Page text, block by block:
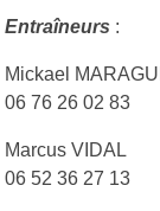
Entraîneurs :
Mickael
06 76 26 02 83
Marcus VIDAL
06 52 36 27 13